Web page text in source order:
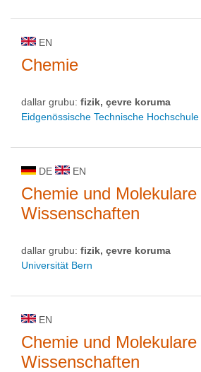
EN
Chemie
dallar grubu: fizik, çevre koruma
Eidgenössische Technische
DE EN
Chemie und Molekulare
Wissenschaften
dallar grubu: fizik, çevre koruma
Universität Bern
EN
Chemie und Molekulare
Wissenschaften